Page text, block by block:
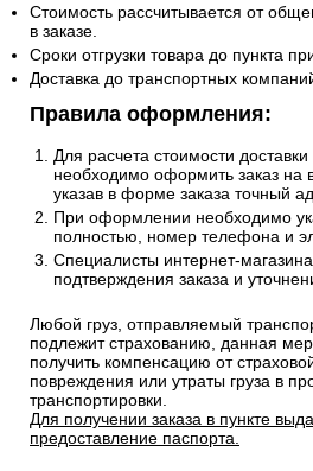
Стоимость рассчитывается от
в заказе.
Сроки отгрузки товара до пункта
Доставка до транспортных
Правила оформления:
Для расчета стоимости
необходимо оформить заказ на
указав в форме заказа точный
При оформлении необходимо
полностью, номер телефона и
Специалисты интернет-
подтверждения заказа и
Любой груз, отправляемый
подлежит страхованию, данная
получить компенсацию от
повреждения или утраты груза в
транспортировки.
Для получении заказа в пункте
предоставление паспорта.